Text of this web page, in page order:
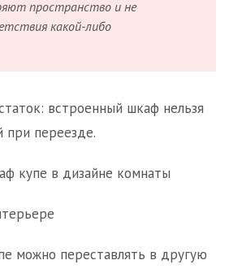
пространство и не
какой-либо
встроенный шкаф нельзя
при переезде.
купе в дизайне комнаты
можно переставлять в другую